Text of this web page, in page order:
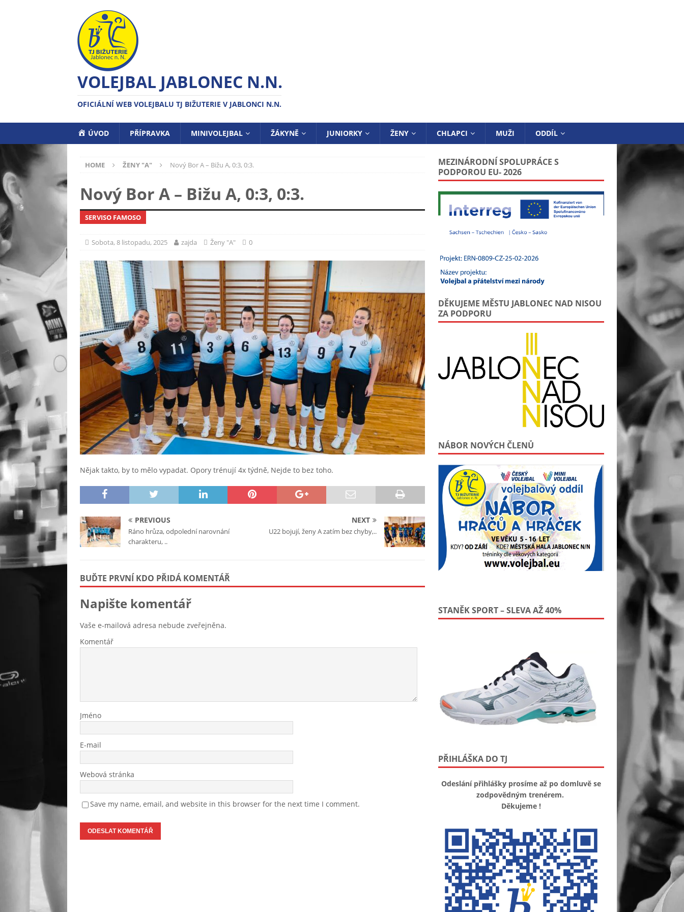
VOLEJBAL JABLONEC N.N.
OFICIÁLNÍ WEB VOLEJBALU TJ BIŽUTERIE V JABLONCI N.N.
ÚVOD PŘÍPRAVKA MINIVOLEJBAL ŽÁKYNĚ JUNIORKY ŽENY CHLAPCI MUŽI ODDÍL
HOME ŽENY "A" Nový Bor A – Bižu A, 0:3, 0:3.
Nový Bor A – Bižu A, 0:3, 0:3.
SERVISO FAMOSO
Sobota, 8 listopadu, 2025 zajda Ženy "A" 0
Nějak takto, by to mělo vypadat. Opory trénují 4x týdně, Nejde to bez toho.
PREVIOUS
Ráno hrůza, odpolední narovnání
charakteru, ..
NEXT
U22 bojují, ženy A zatím bez chyby,..
BUĎTE PRVNÍ KDO PŘIDÁ KOMENTÁŘ
Napište komentář
Vaše e-mailová adresa nebude zveřejněna.
Komentář
Jméno
E-mail
Webová stránka
Save my name, email, and website in this browser for the next time I comment.
MEZINÁRODNÍ SPOLUPRÁCE S
PODPOROU EU- 2026
DĚKUJEME MĚSTU JABLONEC NAD NISOU
ZA PODPORU
NÁBOR NOVÝCH ČLENŮ
STANĚK SPORT – SLEVA AŽ 40%
PŘIHLÁŠKA DO TJ
Odeslání přihlášky prosíme až po domluvě se
zodpovědným trenérem.
Děkujeme !